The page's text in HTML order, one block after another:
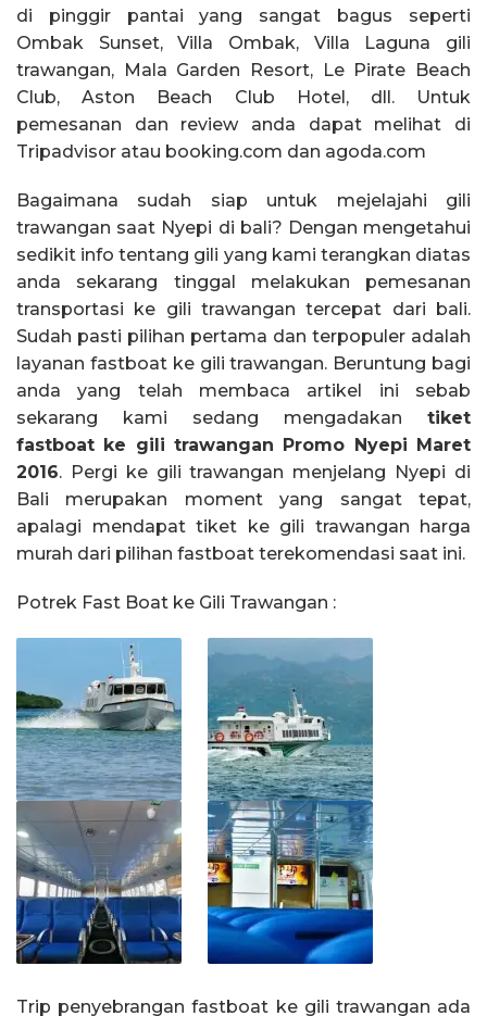
di pinggir pantai yang sangat bagus seperti
Ombak Sunset, Villa Ombak, Villa Laguna gili
trawangan, Mala Garden Resort, Le Pirate Beach
Club, Aston Beach Club Hotel, dll. Untuk
pemesanan dan review anda dapat melihat di
Tripadvisor atau booking.com dan agoda.com
Bagaimana sudah siap untuk mejelajahi gili
trawangan saat Nyepi di bali? Dengan mengetahui
sedikit info tentang gili yang kami terangkan diatas
anda sekarang tinggal melakukan pemesanan
transportasi ke gili trawangan tercepat dari bali.
Sudah pasti pilihan pertama dan terpopuler adalah
layanan fastboat ke gili trawangan. Beruntung bagi
anda yang telah membaca artikel ini sebab
sekarang kami sedang mengadakan tiket
fastboat ke gili trawangan Promo Nyepi Maret
2016. Pergi ke gili trawangan menjelang Nyepi di
Bali merupakan moment yang sangat tepat,
apalagi mendapat tiket ke gili trawangan harga
murah dari pilihan fastboat terekomendasi saat ini.
Potrek Fast Boat ke Gili Trawangan :
Trip penyebrangan fastboat ke gili trawangan ada